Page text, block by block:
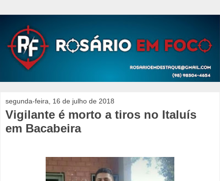
segunda-feira, 16 de julho de 2018
Vigilante é morto a tiros no Italuís
em Bacabeira